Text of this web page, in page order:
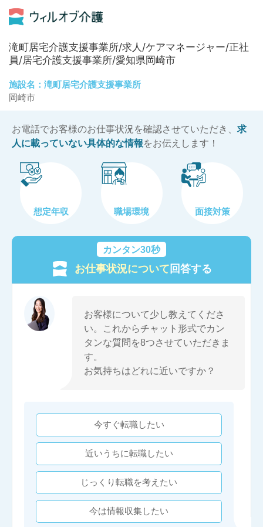
滝町居宅介護支援事業所/求人/ケアマネージャー/正社
員/居宅介護支援事業所/愛知県岡崎市
施設名：滝町居宅介護支援事業所
岡崎市
お電話でお客様のお仕事状況を確認させていただき、 求
人に載っていない具体的な情報をお伝えします！
想定年収 職場環境 面接対策
カンタン30秒
お仕事状況について回答する
お客様について少し教えてくださ
い。これからチャット形式でカン
タンな質問を8つさせていただきま
す。
お気持ちはどれに近いですか？
今すぐ転職したい
近いうちに転職したい
じっくり転職を考えたい
今は情報収集したい